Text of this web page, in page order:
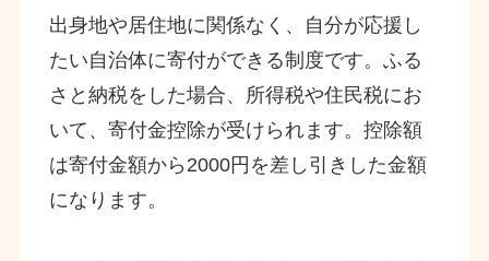
出身地や居住地に関係なく、自分が応援し
たい自治体に寄付ができる制度です。ふる
さと納税をした場合、所得税や住民税にお
いて、寄付金控除が受けられます。控除額
は寄付金額から2000円を差し引きした金額
になります。